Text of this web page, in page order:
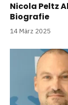
Nicola Peltz
Biografie
14 März 2025